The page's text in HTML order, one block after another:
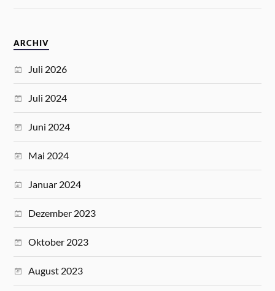
ARCHIV
Juli 2026
Juli 2024
Juni 2024
Mai 2024
Januar 2024
Dezember 2023
Oktober 2023
August 2023